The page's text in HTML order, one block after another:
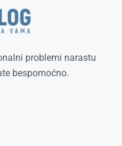
problemi narastu
bespomoćno.